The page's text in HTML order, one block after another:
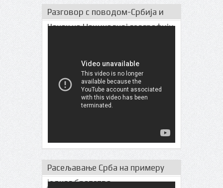
Разговор с поводом-Србија и
Чачак на Нациналној географији
Расељавање Срба на примеру
једног братства